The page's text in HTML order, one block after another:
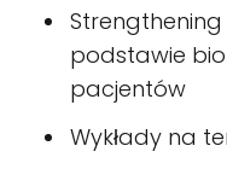
podstawie
pacjentów
Wykłady na